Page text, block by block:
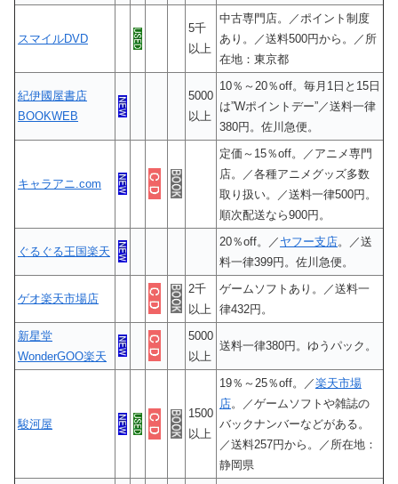
スマイルDVD
5千
以上
中古専門店。／ポイント制度
あり。／送料500円から。／所
在地：東京都
紀伊國屋書店
BOOKWEB
5000
以上
10％～20％off。毎月1日と15日
は”Wポイントデー”／送料一律
380円。佐川急便。
キャラアニ.com
定価～15％off。／アニメ専門
店。／各種アニメグッズ多数
取り扱い。／送料一律500円。
順次配送なら900円。
ぐるぐる王国楽天
20％off。／ ヤフー支店。／送
料一律399円。佐川急便。
ゲオ楽天市場店
2千
以上
ゲームソフトあり。／送料一
律432円。
新星堂
WonderGOO楽天
5000
以上
送料一律380円。ゆうパック。
駿河屋
1500
以上
19％～25％off。／楽天市場
店。／ゲームソフトや雑誌の
バックナンバーなどがある。
／送料257円から。／所在地：
静岡県